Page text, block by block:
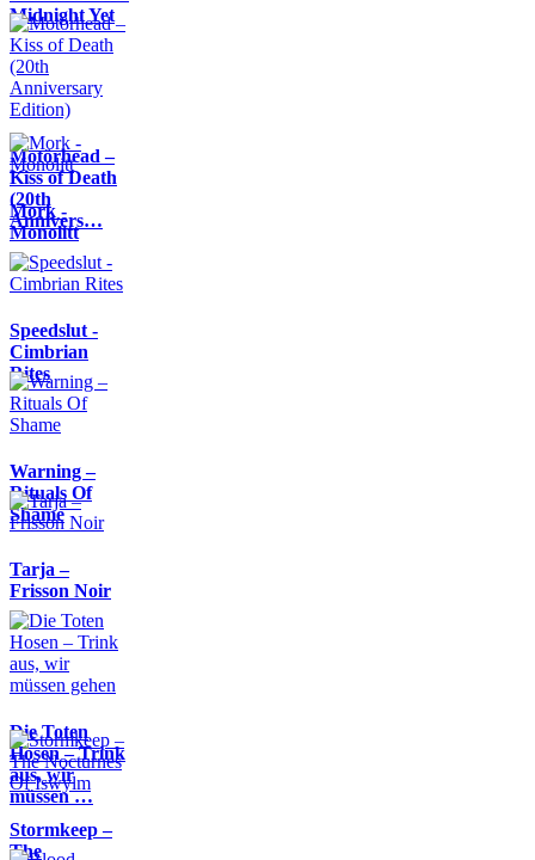
Midnight Yet
Motörhead –
Kiss of Death
(20th
Annivers…
Mork -
Monolitt
Speedslut -
Cimbrian
Rites
Warning –
Rituals Of
Shame
Tarja –
Frisson Noir
Die Toten
Hosen – Trink
aus, wir
müssen …
Stormkeep –
The